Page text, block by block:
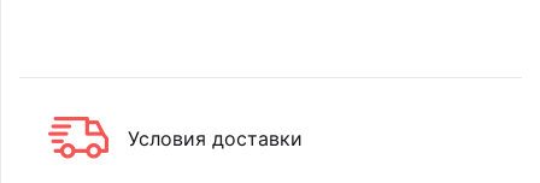
Условия доставки